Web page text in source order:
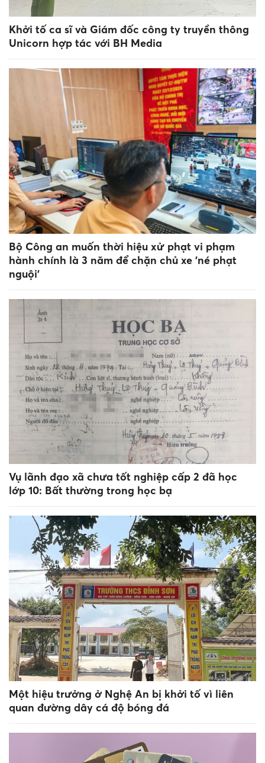
Khởi tố ca sĩ và Giám đốc công ty truyền thông
Unicorn hợp tác với BH Media
Bộ Công an muốn thời hiệu xử phạt vi phạm
hành chính là 3 năm để chặn chủ xe 'né phạt
nguội’
Vụ lãnh đạo xã chưa tốt nghiệp cấp 2 đã học
lớp 10: Bất thường trong học bạ
Một hiệu trưởng ở Nghệ An bị khởi tố vì liên
quan đường dây cá độ bóng đá